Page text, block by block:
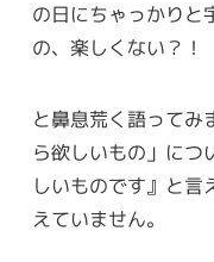
の日にちゃっかりと
の、楽しくない？！
と鼻息荒く語ってみ
ら欲しいもの」につ
しいものです』と言
えていません。